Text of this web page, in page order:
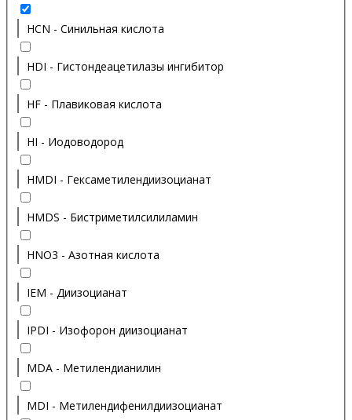
HCN - Синильная кислота
HDI - Гистондеацетилазы ингибитор
HF - Плавиковая кислота
HI - Иодоводород
HMDI - Гексаметилендиизоцианат
HMDS - Бистриметилсилиламин
HNO3 - Азотная кислота
IEM - Диизоцианат
IPDI - Изофорон диизоцианат
MDA - Метилендианилин
MDI - Метилендифенилдиизоцианат